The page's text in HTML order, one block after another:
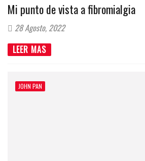
Mi punto de vista a fibromialgia
28 Agosto, 2022
LEER MAS
JOHN PAN